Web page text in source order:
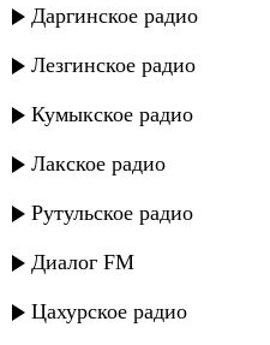
Даргинское радио
Лезгинское радио
Кумыкское радио
Лакское радио
Рутульское радио
Диалог FM
Цахурское радио
Мадина Домбаева -
Мадина Домбаева -
Мадина Домбаева -
шело